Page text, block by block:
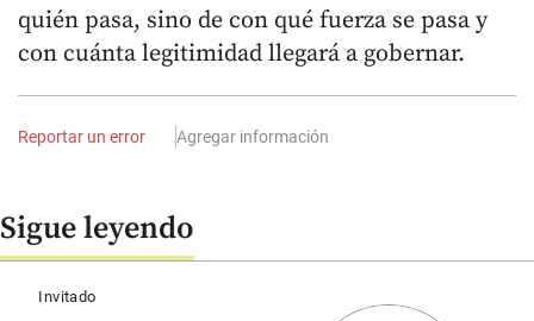
quién pasa, sino de con qué fuerza se pasa y
con cuánta legitimidad llegará a gobernar.
Reportar un error Agregar información
Sigue leyendo
Invitado